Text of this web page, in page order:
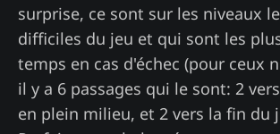
surprise, ce sont sur les niveaux
difficiles du jeu et qui sont les
temps en cas d'échec (pour ceux
il y a 6 passages qui le sont: 2
en plein milieu, et 2 vers la fin du